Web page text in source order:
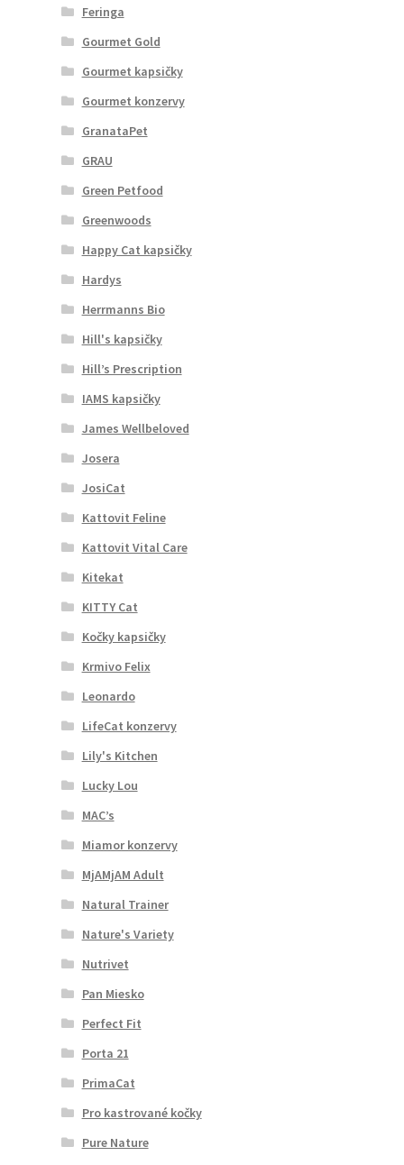
Feringa
Gourmet Gold
Gourmet kapsičky
Gourmet konzervy
GranataPet
GRAU
Green Petfood
Greenwoods
Happy Cat kapsičky
Hardys
Herrmanns Bio
Hill's kapsičky
Hill’s Prescription
IAMS kapsičky
James Wellbeloved
Josera
JosiCat
Kattovit Feline
Kattovit Vital Care
Kitekat
KITTY Cat
Kočky kapsičky
Krmivo Felix
Leonardo
LifeCat konzervy
Lily's Kitchen
Lucky Lou
MAC’s
Miamor konzervy
MjAMjAM Adult
Natural Trainer
Nature's Variety
Nutrivet
Pan Miesko
Perfect Fit
Porta 21
PrimaCat
Pro kastrované kočky
Pure Nature